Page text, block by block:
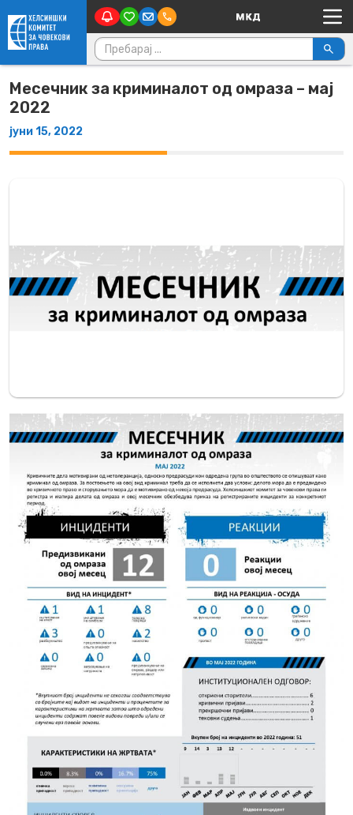
Skip to content Main Navigation
Пребарувај за:
Месечник за криминалот од омраза – мај
2022
јуни 15, 2022